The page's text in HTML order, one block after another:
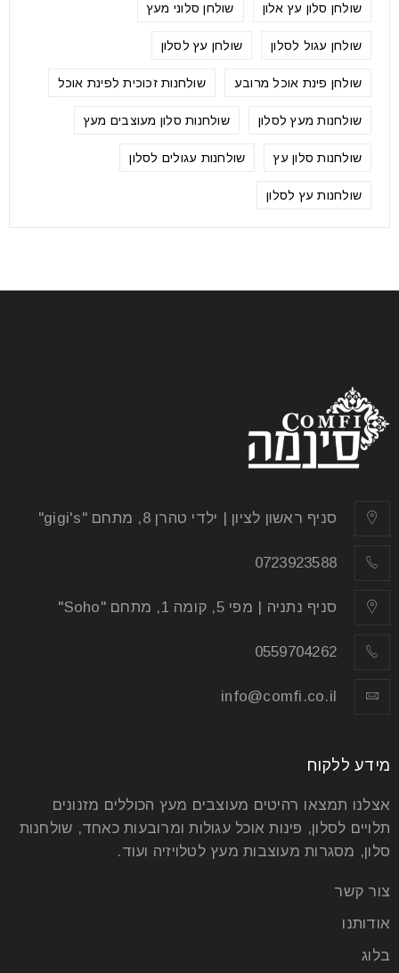
שולחן סלון עץ אלון שולחן סלוני מעץ
שולחן עגול לסלון שולחן עץ לסלון
שולחן פינת אוכל מרובע שולחנות זכוכית לפינת אוכל
שולחנות מעץ לסלון שולחנות סלון מעוצבים מעץ
שולחנות סלון עץ שולחנות עגולים לסלון
שולחנות עץ לסלון
סניף ראשון לציון | ילדי טהרן 8, מתחם "gigi's"
0723923588
סניף נתניה | מפי 5, קומה 1, מתחם "Soho"
0559704262
info@comfi.co.il
מידע ללקוח
אצלנו תמצאו רהיטים מעוצבים מעץ הכוללים מזנונים
תלויים לסלון, פינות אוכל עגולות ומרובעות כאחד, שולחנות
סלון, מסגרות מעוצבות מעץ לטלויזיה ועוד.
צור קשר
אודותנו
בלוג